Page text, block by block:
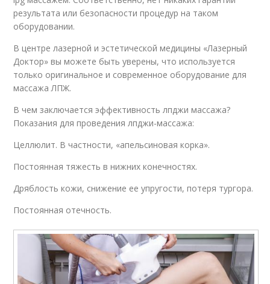
результата или безопасности процедур на таком
оборудовании.
В центре лазерной и эстетической медицины «Лазерный
Доктор» вы можете быть уверены, что используется
только оригинальное и современное оборудование для
массажа ЛПЖ.
В чем заключается эффективность лпджи массажа?
Показания для проведения лпджи-массажа:
Целлюлит. В частности, «апельсиновая корка».
Постоянная тяжесть в нижних конечностях.
Дряблость кожи, снижение ее упругости, потеря тургора.
Постоянная отечность.